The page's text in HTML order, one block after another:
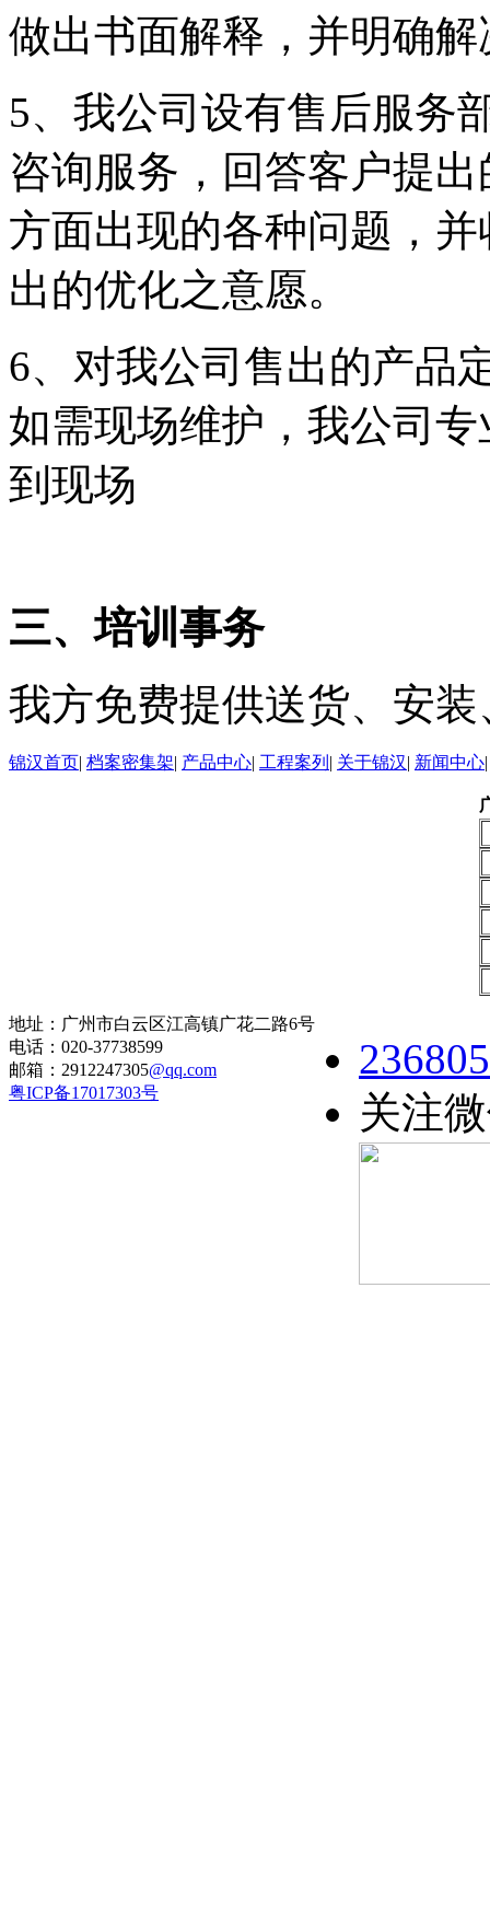
做出书面解释，并明确
5、我公司设有售后服务
咨询服务，回答客户提
方面出现的各种问题，
出的优化之意愿。
6、对我公司售出的产品
如需现场维护，我公司
到现场
三、培训事务
我方免费提供送货、安
锦汉首页| 档案密集架| 产品中心| 工程案列 | 关于锦汉| 新闻中心
地址：广州市白云区江高镇广花二路6号
电话：020-37738599
邮箱：2912247305@qq.com
粤ICP备17017303号
关注